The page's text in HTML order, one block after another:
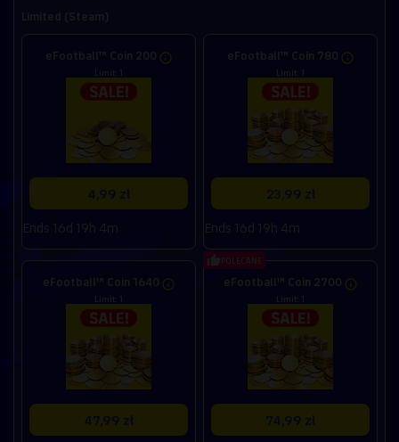
eFootball™ Coin 200
Limit: 1
4,99 zł
Ends 16d 19h 4m
eFootball™ Coin 780
Limit: 1
23,99 zł
Ends 16d 19h 4m
eFootball™ Coin 1640
Limit: 1
47,99 zł
eFootball™ Coin 2700
Limit: 1
74,99 zł
POLECANE